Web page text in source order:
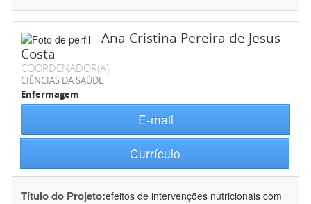
Ana Cristina Pereira de Jesus
Costa
COORDENADOR(A)
CIÊNCIAS DA SAÚDE
Enfermagem
E-mail
Currículo
Título do Projeto:efeitos de intervenções nutricionais com